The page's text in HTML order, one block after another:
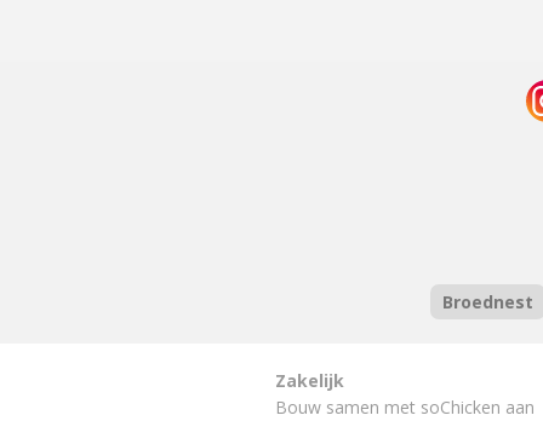
Broednest
Zakelijk
Bouw samen met soChicken aan